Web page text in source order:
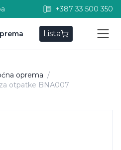
+387 33 500 350
Lista
oprema /
otpatke BNA007